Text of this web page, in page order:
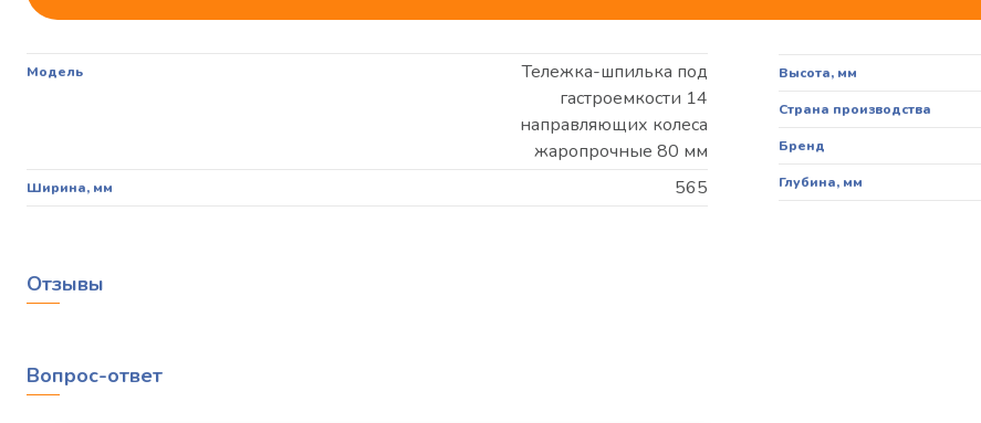
Модель
Тележка-шпилька под
гастроемкости 14
направляющих колеса
жаропрочные 80 мм
Ширина, мм 565
Высота, мм
Страна производства
Бренд
Глубина, мм
Отзывы
Вопрос-ответ